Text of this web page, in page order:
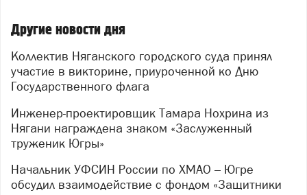
Другие новости дня
Коллектив Няганского городского суда принял
участие в викторине, приуроченной ко Дню
Государственного флага
Инженер-проектировщик Тамара Нохрина из
Нягани награждена знаком «Заслуженный
труженик Югры»
Начальник УФСИН России по ХМАО – Югре
обсудил взаимодействие с фондом «Защитники